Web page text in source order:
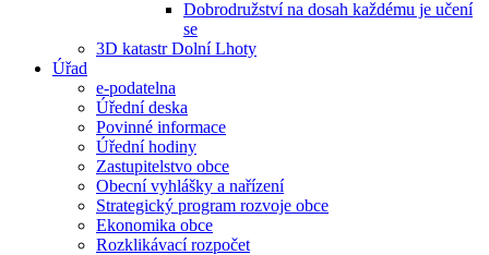
Dobrodružství na dosah každému je učení
se
3D katastr Dolní Lhoty
Úřad
e-podatelna
Úřední deska
Povinné informace
Úřední hodiny
Zastupitelstvo obce
Obecní vyhlášky a nařízení
Strategický program rozvoje obce
Ekonomika obce
Rozklikávací rozpočet